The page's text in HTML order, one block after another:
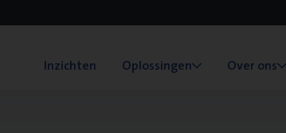
Inzichten Oplossingen Over ons